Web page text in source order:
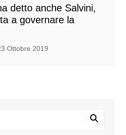
detto anche Salvini,
a governare la
Ottobre 2019